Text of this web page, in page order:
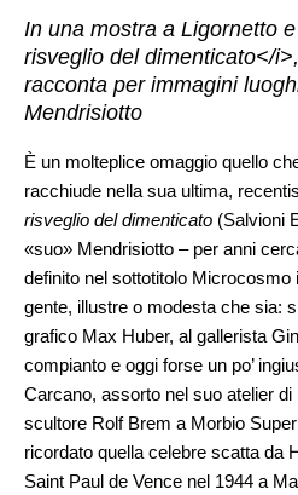
In una mostra a Ligornetto
risveglio del dimenticato</
racconta per immagini
Mendrisiotto
È un molteplice omaggio quello
racchiude nella sua ultima,
risveglio del dimenticato (Salvioni
«suo» Mendrisiotto – per anni
definito nel sottotitolo Microcosmo
gente, illustre o modesta che sia:
grafico Max Huber, al gallerista
compianto e oggi forse un po’
Carcano, assorto nel suo atelier
scultore Rolf Brem a Morbio
ricordato quella celebre scatta da
Saint Paul de Vence nel 1944 a